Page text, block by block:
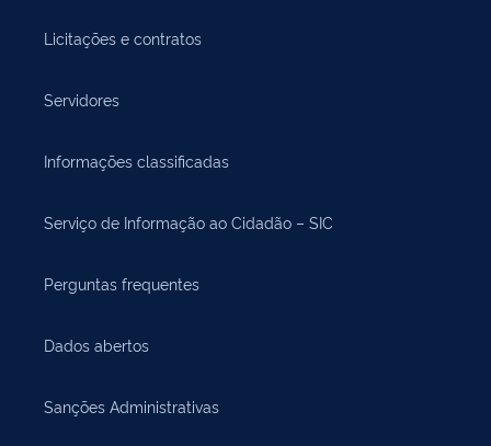
Licitações e contratos
Servidores
Informações classificadas
Serviço de Informação ao Cidadão – SIC
Perguntas frequentes
Dados abertos
Sanções Administrativas